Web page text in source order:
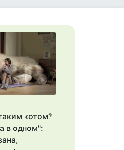
котом?
в одном":